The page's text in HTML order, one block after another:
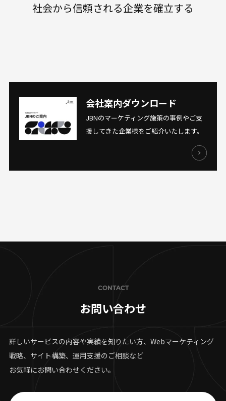
社会から信頼される企業を確立する
会社案内ダウンロード
JBNのマーケティング施策の事例やご支
援してきた企業様をご紹介いたします。
CONTACT
お問い合わせ
詳しいサービスの内容や実績を知りたい方、Webマーケティング
戦略、サイト構築、運用支援のご相談など
お気軽にお問い合わせください。